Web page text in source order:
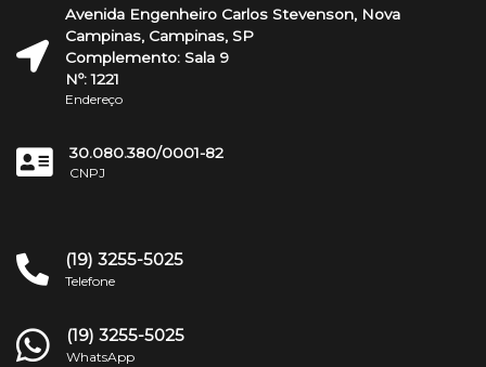
Avenida Engenheiro Carlos Stevenson, Nova
Campinas, Campinas, SP
Complemento: Sala 9
Nº: 1221
Endereço
30.080.380/0001-82
CNPJ
(19) 3255-5025
Telefone
(19) 3255-5025
WhatsApp